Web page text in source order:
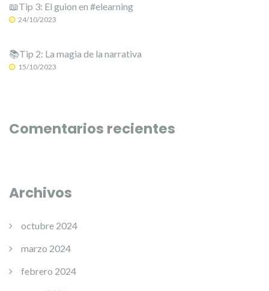
📖Tip 3: El guion en #elearning
24/10/2023
📚Tip 2: La magia de la narrativa
15/10/2023
Comentarios recientes
Archivos
octubre 2024
marzo 2024
febrero 2024